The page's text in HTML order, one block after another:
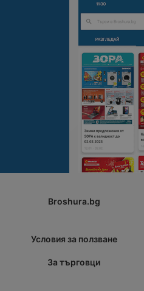
Broshura.bg
Условия за ползване
За търговци